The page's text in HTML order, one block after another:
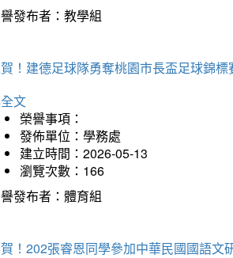
發布者：教學組
！建德足球隊勇奪桃園市長盃足球錦
文
榮譽事項：
發佈單位：學務處
建立時間：2026-05-13
瀏覽次數：166
發布者：體育組
！202張睿恩同學參加中華民國國語